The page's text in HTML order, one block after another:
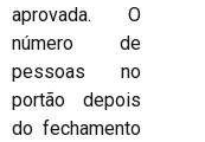
aprovada. O
número de
pessoas no
portão depois
do fechamento